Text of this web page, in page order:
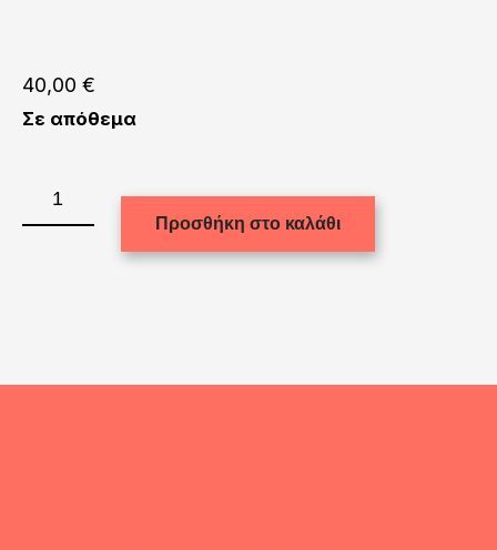
40,00 €
Σε απόθεμα
πίνακας
ζωγραφικής:
Προσθήκη στο καλάθι